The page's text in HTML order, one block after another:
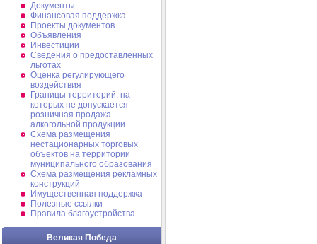
Документы
Финансовая поддержка
Проекты документов
Объявления
Инвестиции
Сведения о предоставленных
льготах
Оценка регулирующего
воздействия
Границы территорий, на
которых не допускается
розничная продажа
алкогольной продукции
Схема размещения
нестационарных торговых
объектов на территории
муниципального образования
Схема размещения рекламных
конструкций
Имущественная поддержка
Полезные ссылки
Правила благоустройства
Великая Победа